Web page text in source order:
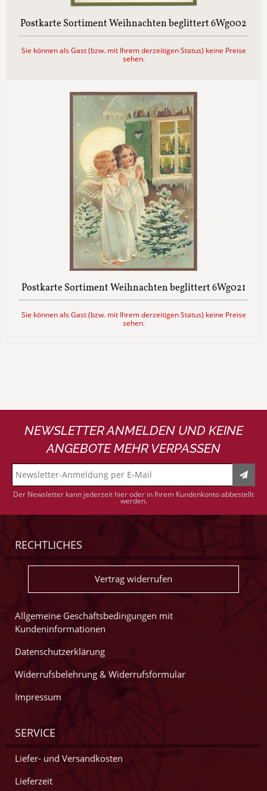
Postkarte Sortiment Weihnachten beglittert 6Wg002
Sie können als Gast (bzw. mit Ihrem derzeitigen Status) keine Preise
sehen.
Postkarte Sortiment Weihnachten beglittert 6Wg021
Sie können als Gast (bzw. mit Ihrem derzeitigen Status) keine Preise
sehen.
NEWSLETTER ANMELDEN UND KEINE
ANGEBOTE MEHR VERPASSEN
Der Newsletter kann jederzeit hier oder in Ihrem Kundenkonto abbestellt
werden.
RECHTLICHES
Vertrag widerrufen
Allgemeine Geschäftsbedingungen mit
Kundeninformationen
Datenschutzerklärung
Widerrufsbelehrung & Widerrufsformular
Impressum
SERVICE
Liefer- und Versandkosten
Lieferzeit